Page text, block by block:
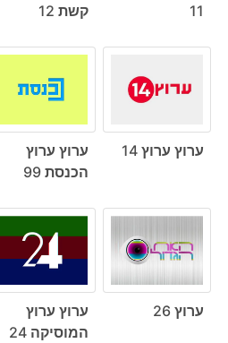
11
קשת 12
ערוץ ערוץ 14
ערוץ ערוץ
הכנסת 99
ערוץ 26
ערוץ ערוץ
המוסיקה 24